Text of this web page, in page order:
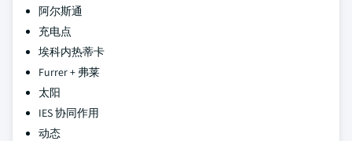
阿尔斯通
充电点
埃科内热蒂卡
Furrer + 弗莱
太阳
IES 协同作用
动态